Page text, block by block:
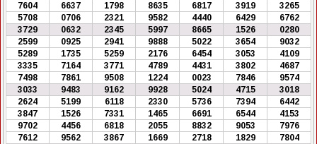
7604
6637 1798 8635 6817 3919
3265
5708
0706 2321 9582 4440 6429
6762
3729
0632 2345 5997 8665 1526
0280
2599
0925 2941 9888 5022 3654
9032
5289
1735 5259 2176 6454 3053
4109
3335
7164 3771 4789 4431 3802
4687
7498
7861 9508 1224 0023 7846
9574
3033
9483 9162 9928 5024 4715
3018
2624
5199 6118 2330 5736 7394
6442
3847
1526 7331 1465 6691 6544
4153
9702
4456 6818 2055 8832 9053
7976
7612
9562 3867 1669 2718 1829
7804